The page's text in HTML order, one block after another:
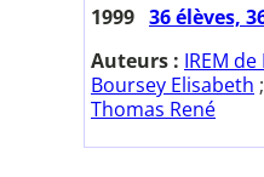
1999 36 élèves,
Auteurs : IREM
Boursey Elisabeth ;
Thomas René